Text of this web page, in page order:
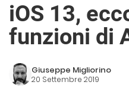
iOS 13,
funzioni di
Giuseppe Migliorino
20 Settembre 2019